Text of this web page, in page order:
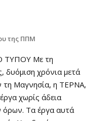
της ΠΠΜ
ΤΥΠΟΥ Με τη
δυόμιση χρόνια μετά
τη Μαγνησία, η ΤΕΡΝΑ,
χωρίς άδεια
όρων. Τα έργα αυτά